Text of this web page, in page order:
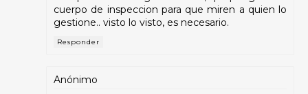
cuerpo de inspeccion para que miren a quien lo
gestione.. visto lo visto, es necesario.
Responder
Anónimo